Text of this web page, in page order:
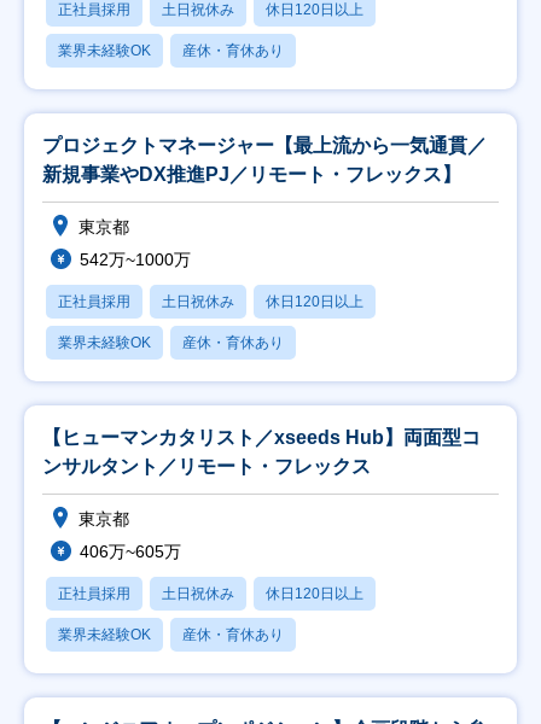
正社員採用 土日祝休み 休日120日以上
業界未経験OK 産休・育休あり
プロジェクトマネージャー【最上流から一気通貫／
新規事業やDX推進PJ／リモート・フレックス】
東京都
542万~1000万
正社員採用 土日祝休み 休日120日以上
業界未経験OK 産休・育休あり
【ヒューマンカタリスト／xseeds Hub】両面型コ
ンサルタント／リモート・フレックス
東京都
406万~605万
正社員採用 土日祝休み 休日120日以上
業界未経験OK 産休・育休あり